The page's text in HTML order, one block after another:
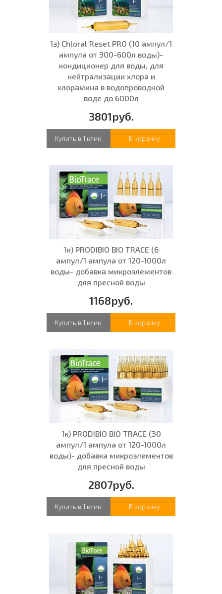
1з) Chloral Reset PRO (10 ампул/1
ампула от 300-600л воды)-
кондиционер для воды, для
нейтрализации хлора и
хлорамина в водопроводной
воде до 6000л
3801руб.
Купить в 1 клик В корзину
1и) PRODIBIO BIO TRACE (6
ампул/1 ампула от 120-1000л
воды- добавка микроэлементов
для пресной воды
1168руб.
Купить в 1 клик В корзину
1к) PRODIBIO BIO TRACE (30
ампул/1 ампула от 120-1000л
воды)- добавка микроэлементов
для пресной воды
2807руб.
Купить в 1 клик В корзину